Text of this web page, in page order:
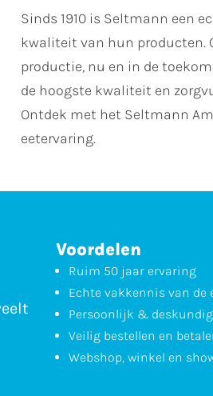
Sinds 1910 is Seltmann een
kwaliteit van hun producten.
productie, nu en in de
de hoogste kwaliteit en
Ontdek met het Seltmann
eetervaring.
Voordelen
Ruim 50 jaar ervaring
Echte vakkennis van de
Persoonlijk &
Veilig bestellen en
Webshop, winkel en